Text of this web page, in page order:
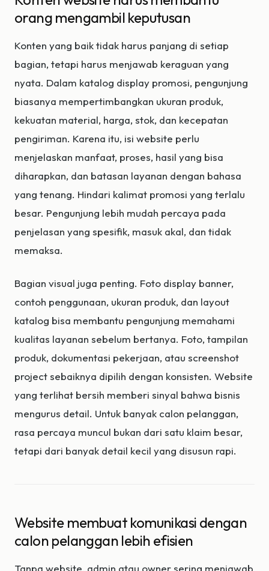
orang mengambil keputusan
Konten yang baik tidak harus panjang di setiap
bagian, tetapi harus menjawab keraguan yang
nyata. Dalam katalog display promosi, pengunjung
biasanya mempertimbangkan ukuran produk,
kekuatan material, harga, stok, dan kecepatan
pengiriman. Karena itu, isi website perlu
menjelaskan manfaat, proses, hasil yang bisa
diharapkan, dan batasan layanan dengan bahasa
yang tenang. Hindari kalimat promosi yang terlalu
besar. Pengunjung lebih mudah percaya pada
penjelasan yang spesifik, masuk akal, dan tidak
memaksa.
Bagian visual juga penting. Foto display banner,
contoh penggunaan, ukuran produk, dan layout
katalog bisa membantu pengunjung memahami
kualitas layanan sebelum bertanya. Foto, tampilan
produk, dokumentasi pekerjaan, atau screenshot
project sebaiknya dipilih dengan konsisten. Website
yang terlihat bersih memberi sinyal bahwa bisnis
mengurus detail. Untuk banyak calon pelanggan,
rasa percaya muncul bukan dari satu klaim besar,
tetapi dari banyak detail kecil yang disusun rapi.
Website membuat komunikasi dengan
calon pelanggan lebih efisien
Tanpa website, admin atau owner sering menjawab